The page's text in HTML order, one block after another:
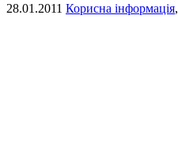
28.01.2011 Корисна інформація,